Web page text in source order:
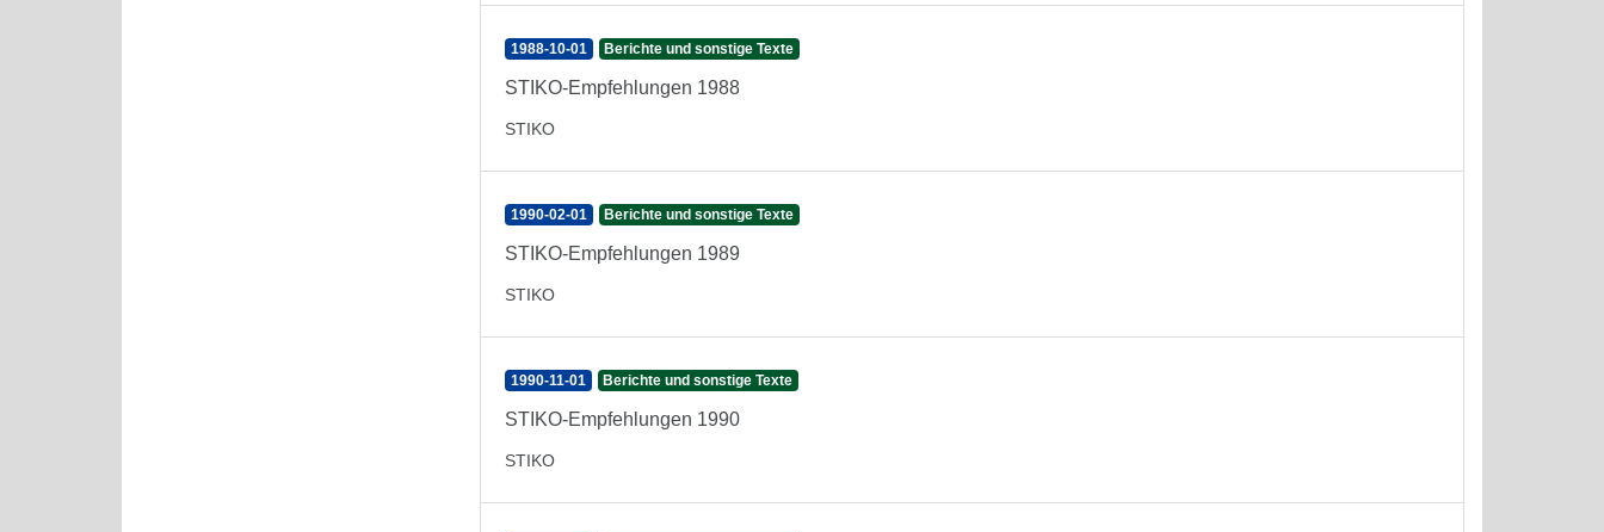
1988-10-01 Berichte und sonstige Texte
STIKO-Empfehlungen 1988
STIKO
1990-02-01 Berichte und sonstige Texte
STIKO-Empfehlungen 1989
STIKO
1990-11-01 Berichte und sonstige Texte
STIKO-Empfehlungen 1990
STIKO